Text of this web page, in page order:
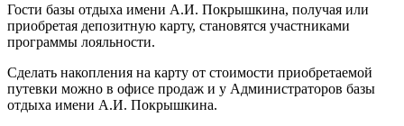
Гости базы отдыха имени А.И. Покрышкина, получая или
приобретая депозитную карту, становятся участниками
программы лояльности.
Сделать накопления на карту от стоимости приобретаемой
путевки можно в офисе продаж и у Администраторов базы
отдыха имени А.И. Покрышкина.